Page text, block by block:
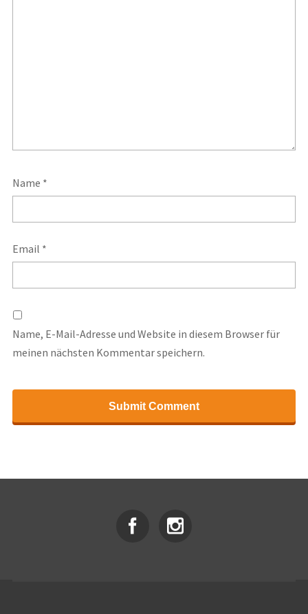
Name *
Email *
Name, E-Mail-Adresse und Website in diesem Browser für
meinen nächsten Kommentar speichern.